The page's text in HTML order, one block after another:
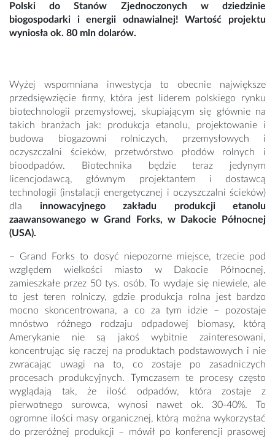
Polski do Stanów Zjednoczonych w dziedzinie
biogospodarki i energii odnawialnej! Wartość projektu
wyniosła ok. 80 mln dolarów.
Wyżej wspomniana inwestycja to obecnie największe
przedsięwzięcie firmy, która jest liderem polskiego rynku
biotechnologii przemysłowej, skupiającym się głównie na
takich branżach jak: produkcja etanolu, projektowanie i
budowa biogazowni rolniczych, przemysłowych i
oczyszczalni ścieków, przetwórstwo płodów rolnych i
bioodpadów. Biotechnika będzie teraz jedynym
licencjodawcą, głównym projektantem i dostawcą
technologii (instalacji energetycznej i oczyszczalni ścieków)
dla innowacyjnego zakładu produkcji etanolu
zaawansowanego w Grand Forks, w Dakocie Północnej
(USA).
– Grand Forks to dosyć niepozorne miejsce, trzecie pod
względem wielkości miasto w Dakocie Północnej,
zamieszkałe przez 50 tys. osób. To wydaje się niewiele, ale
to jest teren rolniczy, gdzie produkcja rolna jest bardzo
mocno skoncentrowana, a co za tym idzie – pozostaje
mnóstwo różnego rodzaju odpadowej biomasy, którą
Amerykanie nie są jakoś wybitnie zainteresowani,
koncentrując się raczej na produktach podstawowych i nie
zwracając uwagi na to, co zostaje po zasadniczych
procesach produkcyjnych. Tymczasem te procesy często
wyglądają tak, że ilość odpadów, która zostaje z
pierwotnego surowca, wynosi nawet ok. 30-40%. To
ogromne ilości masy organicznej, którą można wykorzystać
do przeróżnej produkcji – mówił po konferencji prasowej